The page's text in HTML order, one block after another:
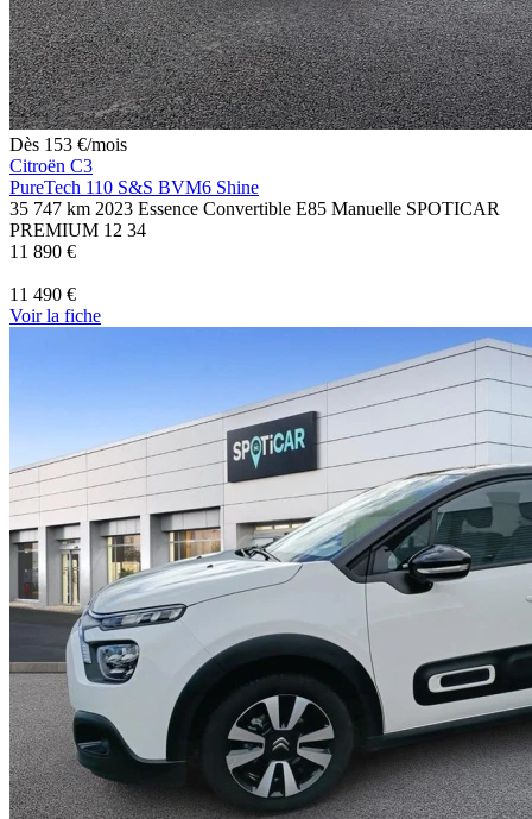
Dès 153 €/mois
Citroën C3
PureTech 110 S&S BVM6 Shine
35 747 km 2023 Essence Convertible E85 Manuelle SPOTICAR
PREMIUM 12 34
11 890 €
11 490 €
Voirla fiche